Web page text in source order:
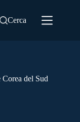
Cerca
del Sud